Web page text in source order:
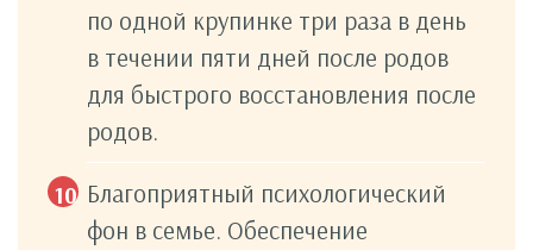
по одной крупинке три раза в день
в течении пяти дней после родов
для быстрого восстановления после
родов.
Благоприятный психологический
фон в семье. Обеспечение